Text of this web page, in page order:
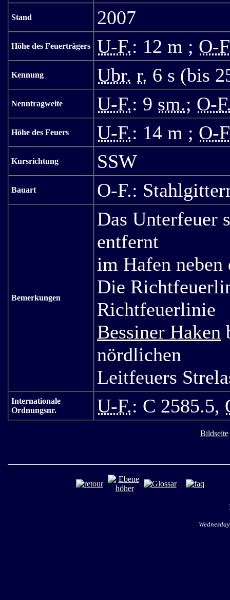
Stand 2007
Höhe des Feuerträgers U-F.: 12 m ; O-
Kennung Ubr. r. 6 s (bis
Nenntragweite U-F.: 9 sm.; O-
Höhe des Feuers U-F.: 14 m ; O-
Kursrichtung SSW
Bauart O-F.:
Bemerkungen
Das Unterfeuer
entfernt
im Hafen
Die
Richtfeuerlinie
Bessiner Haken
nördlichen
Leitfeuers
Internationale
Ordnungsnr.
U-F.: C 2585.5,
Bildseite